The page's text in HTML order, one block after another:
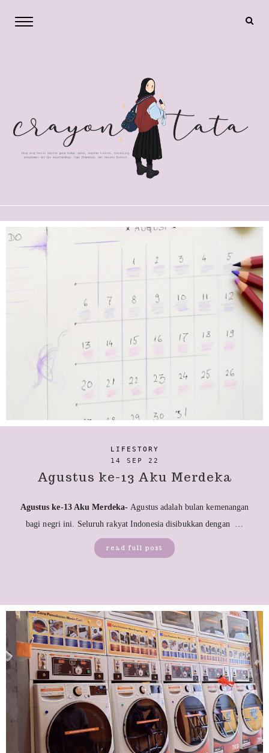
LIFESTORY
14 SEP 22
Agustus ke-13 Aku Merdeka
Agustus ke-13 Aku Merdeka- Agustus adalah bulan kemenangan
bagi negri ini. Seluruh rakyat Indonesia disibukkan dengan …
read full post